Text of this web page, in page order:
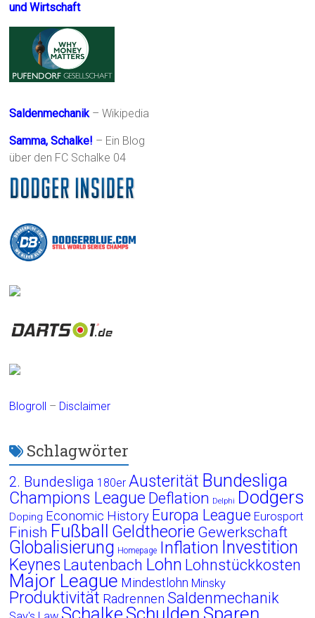
und Wirtschaft
Saldenmechanik– Wikipedia
Samma, Schalke! – Ein Blog
über den FC Schalke 04
Blogroll – Disclaimer
Schlagwörter
2. Bundesliga 180er Austerität Bundesliga
Champions League Deflation Delphi Dodgers
Doping Economic History Europa League Eurosport
Finish Fußball Geldtheorie Gewerkschaft
Globalisierung Homepage Inflation Investition
Keynes Lautenbach Lohn Lohnstückkosten
Major League Mindestlohn Minsky
Produktivität Radrennen Saldenmechanik
Schalke Schulden Sparen